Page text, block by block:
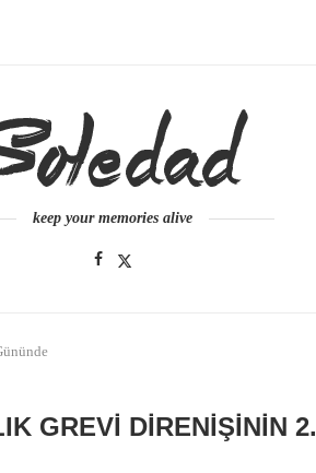
keep your memories alive
GREVI DIRENIŞININ 2.